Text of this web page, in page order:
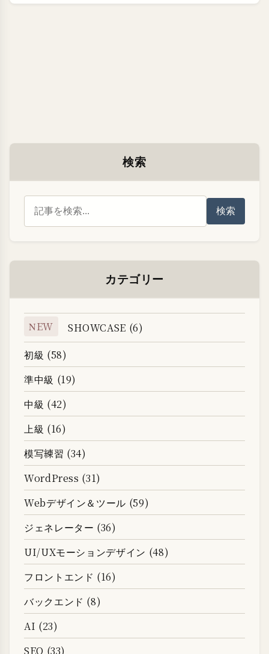
検索
検索
カテゴリー
NEW SHOWCASE (6)
初級 (58)
準中級 (19)
中級 (42)
上級 (16)
模写練習 (34)
WordPress (31)
Webデザイン＆ツール (59)
ジェネレーター (36)
UI/UXモーションデザイン (48)
フロントエンド (16)
バックエンド (8)
AI (23)
SEO (33)